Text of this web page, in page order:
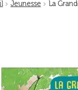
Jeunesse La